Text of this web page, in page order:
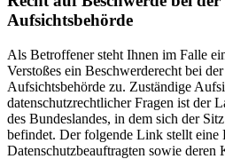
Aufsichtsbehörde
Als Betroffener steht Ihnen im Falle
Verstoßes ein Beschwerderecht bei
Aufsichtsbehörde zu. Zuständige
datenschutzrechtlicher Fragen ist der
des Bundeslandes, in dem sich der
befindet. Der folgende Link stellt eine
Datenschutzbeauftragten sowie deren